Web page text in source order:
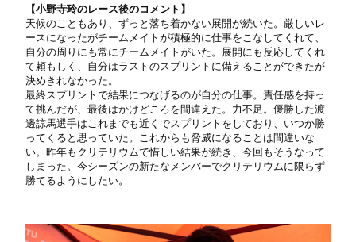
【小野寺玲のレース後のコメント】
天候のこともあり、ずっと落ち着かない展開が続いた。厳しいレ
ースになったがチームメイトが積極的に仕事をこなしてくれて、
自分の周りにも常にチームメイトがいた。展開にも反応してくれ
て頼もしく、自分はラストのスプリントに備えることができたが
決めきれなかった。
最終スプリントで結果につなげるのが自分の仕事。責任感を持っ
て挑んだが、最後はかけどころを間違えた。力不足。優勝した渡
邊諒馬選手はこれまでも近くでスプリントをしており、いつか勝
ってくると思っていた。これからも脅威になることは間違いな
い。昨年もクリテリウムで惜しい結果が続き、今回もそうなって
しまった。今シーズンの新たなメンバーでクリテリウムに限らず
勝てるようにしたい。